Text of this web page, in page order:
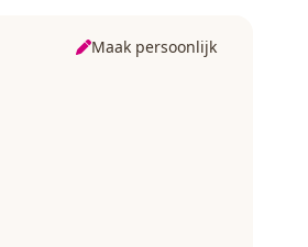
Maak persoonlijk